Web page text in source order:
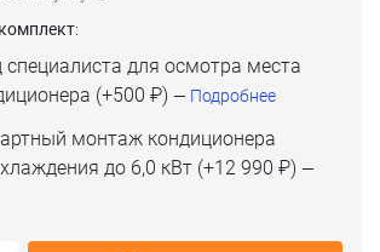
комплект:
специалиста для осмотра места
(+500 ₽) — Подробнее
монтаж кондиционера
до 6,0 кВт (+12 990 ₽) —